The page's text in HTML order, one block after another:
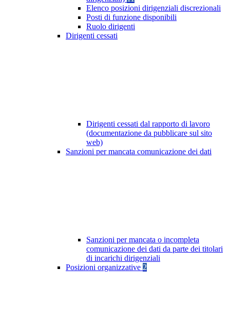
Elenco posizioni dirigenziali discrezionali
Posti di funzione disponibili
Ruolo dirigenti
Dirigenti cessati
Dirigenti cessati dal rapporto di lavoro
(documentazione da pubblicare sul sito
web)
Sanzioni per mancata comunicazione dei dati
Sanzioni per mancata o incompleta
comunicazione dei dati da parte dei titolari
di incarichi dirigenziali
Posizioni organizzative 2